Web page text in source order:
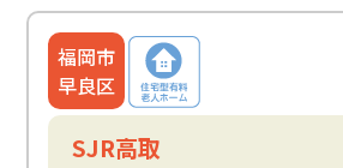
福岡市
早良区
SJR高取